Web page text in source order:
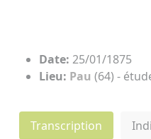
Date: 25/01/1875
Lieu: Pau (64) -
Transcription